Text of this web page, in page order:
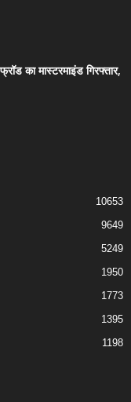
का मास्टरमाइंड गिरफ्तार,
10653
9649
5249
1950
1773
1395
1198